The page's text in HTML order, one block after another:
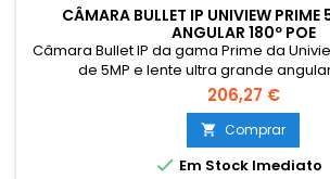
CÂMARA BULLET IP UNIVIEW PRIME
ANGULAR 180º POE
Câmara Bullet IP da gama Prime da
de 5MP e lente ultra grande
proporcionando visão panorâmica de
tecnologia Dewarping para divisão
deteção avançada SIP e UMD
veículos, visão noturna IR até 20 metros e
microfone integrado, slot
206,27 €
 Comprar
 Em Stock Imediato